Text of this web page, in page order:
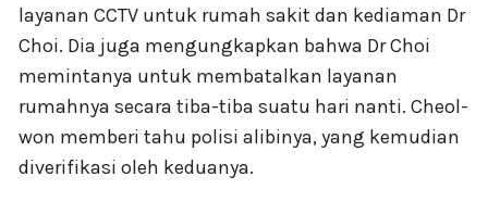
layanan CCTV untuk rumah sakit dan kediaman Dr
Choi. Dia juga mengungkapkan bahwa Dr Choi
memintanya untuk membatalkan layanan
rumahnya secara tiba-tiba suatu hari nanti. Cheol-
won memberi tahu polisi alibinya, yang kemudian
diverifikasi oleh keduanya.